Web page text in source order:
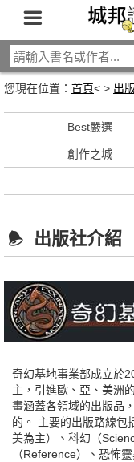
您現在位置： 首頁< > 出
Best嚴選
創作之城
出版社介紹
奇幻基地事業部成立於
主，引進歐、亞、美洲
畫涵蓋各領域的出版品
的。 主要的出版路線包
美為主）、科幻（
（Reference）、恐怖